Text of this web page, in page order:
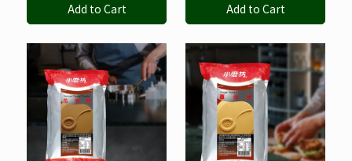
Add to Cart Add to Cart